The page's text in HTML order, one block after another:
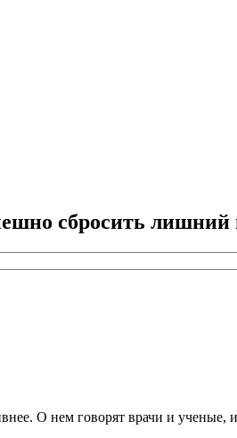
сбросить лишний
О нем говорят врачи и ученые,